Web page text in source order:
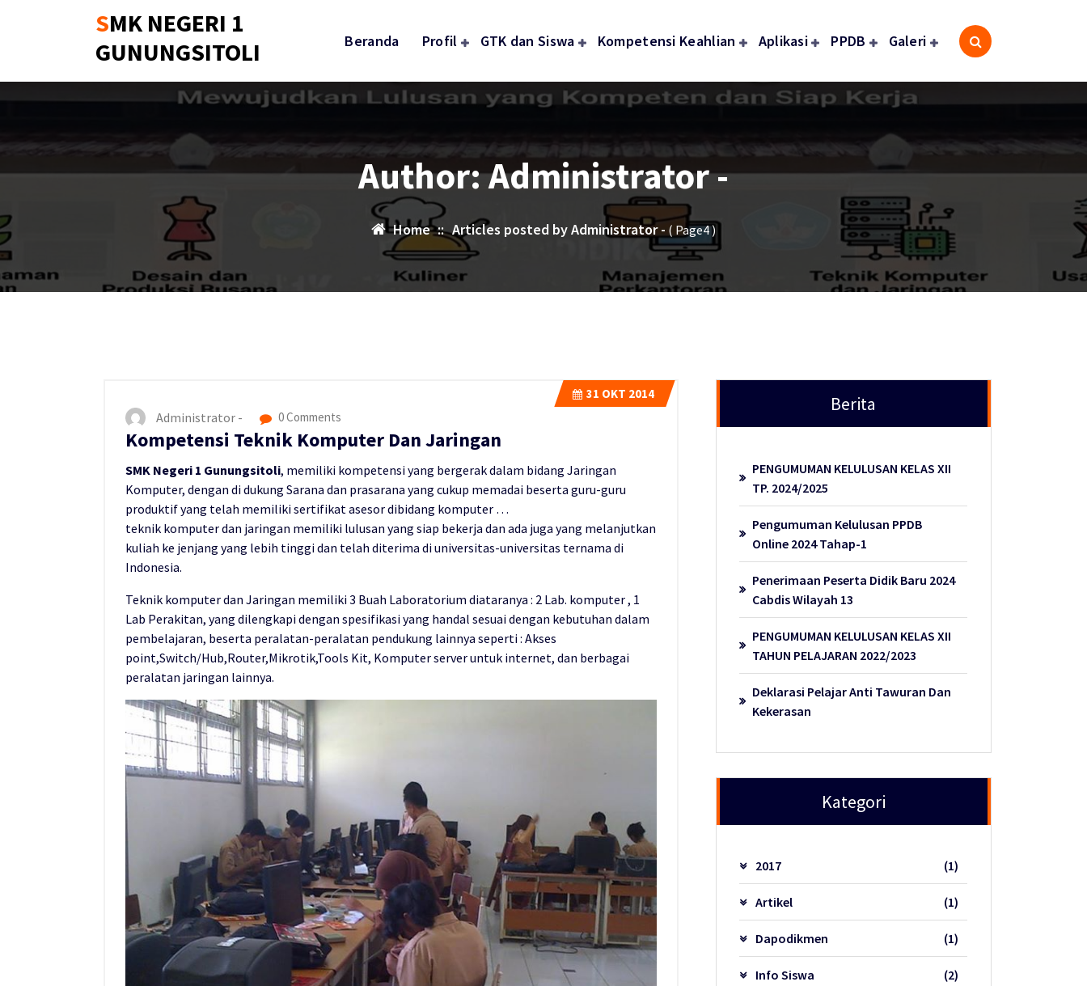
SMK NEGERI 1
GUNUNGSITOLI
Beranda Profil GTK dan Siswa Kompetensi Keahlian Aplikasi PPDB Galeri
Author: Administrator -
Home :: Articles posted by Administrator - ( Page4 )
31 OKT 2014
Administrator - 0 Comments
Kompetensi Teknik Komputer Dan Jaringan
SMK Negeri 1 Gunungsitoli, memiliki kompetensi yang bergerak dalam bidang Jaringan
Komputer, dengan di dukung Sarana dan prasarana yang cukup memadai beserta guru-guru
produktif yang telah memiliki sertifikat asesor dibidang komputer …
teknik komputer dan jaringan memiliki lulusan yang siap bekerja dan ada juga yang melanjutkan
kuliah ke jenjang yang lebih tinggi dan telah diterima di universitas-universitas ternama di
Indonesia.
Teknik komputer dan Jaringan memiliki 3 Buah Laboratorium diataranya : 2 Lab. komputer , 1
Lab Perakitan, yang dilengkapi dengan spesifikasi yang handal sesuai dengan kebutuhan dalam
pembelajaran, beserta peralatan-peralatan pendukung lainnya seperti : Akses
point,Switch/Hub,Router,Mikrotik,Tools Kit, Komputer server untuk internet, dan berbagai
peralatan jaringan lainnya.
Berita
PENGUMUMAN KELULUSAN KELAS XII
TP. 2024/2025
Pengumuman Kelulusan PPDB
Online 2024 Tahap-1
Penerimaan Peserta Didik Baru 2024
Cabdis Wilayah 13
PENGUMUMAN KELULUSAN KELAS XII
TAHUN PELAJARAN 2022/2023
Deklarasi Pelajar Anti Tawuran Dan
Kekerasan
Kategori
2017 (1)
Artikel (1)
Dapodikmen (1)
Info Siswa (2)